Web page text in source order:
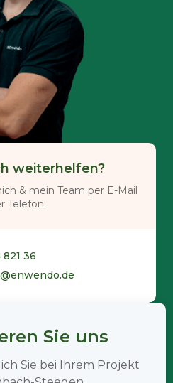
weiterhelfen?
& mein Team per E-Mail
Telefon.
36
Sie uns
Sie bei Ihrem Projekt